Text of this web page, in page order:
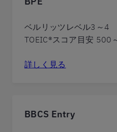
ベルリッツレベル3～4
TOEIC®スコア目安 500
詳しく見る
BBCS Entry